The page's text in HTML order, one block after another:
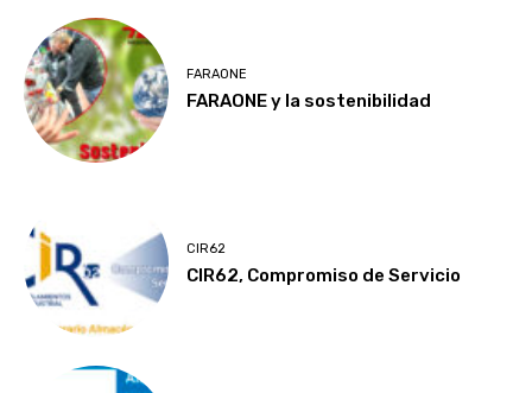
FARAONE
FARAONE y la sostenibilidad
CIR62
CIR62, Compromiso de Servicio